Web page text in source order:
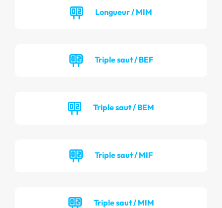
Longueur / MIM
Triple saut / BEF
Triple saut / BEM
Triple saut / MIF
Triple saut / MIM